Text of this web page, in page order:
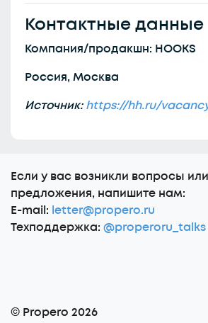
Контактные данные
Компания/продакшн: HOOKS
Россия, Москва
Источник:https://hh.ru/
Еcли у вас возникли вопросы или
предложения, напишите нам:
E-mail: letter@propero.ru
Техподдержка: @properoru_talks
© Propero 2026